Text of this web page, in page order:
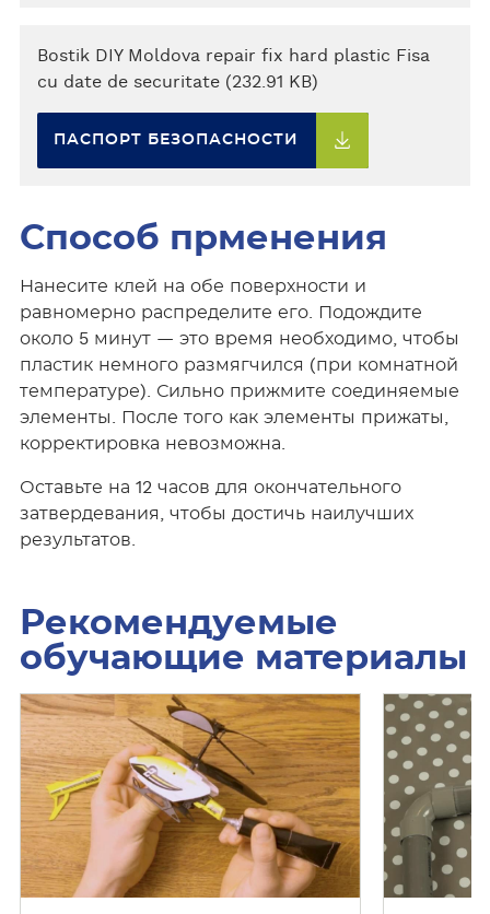
Bostik DIY Moldova repair fix hard plastic Fisa
cu date de securitate (232.91 KB)
ПАСПОРТ БЕЗОПАСНОСТИ
Способ прменения
Нанесите клей на обе поверхности и
равномерно распределите его. Подождите
около 5 минут — это время необходимо, чтобы
пластик немного размягчился (при комнатной
температуре). Сильно прижмите соединяемые
элементы. После того как элементы прижаты,
корректировка невозможна.
Оставьте на 12 часов для окончательного
затвердевания, чтобы достичь наилучших
результатов.
Рекомендуемые
обучающие материалы
П
о
ш
а
в
ы
П
о
ш
а
г
о
в
ы